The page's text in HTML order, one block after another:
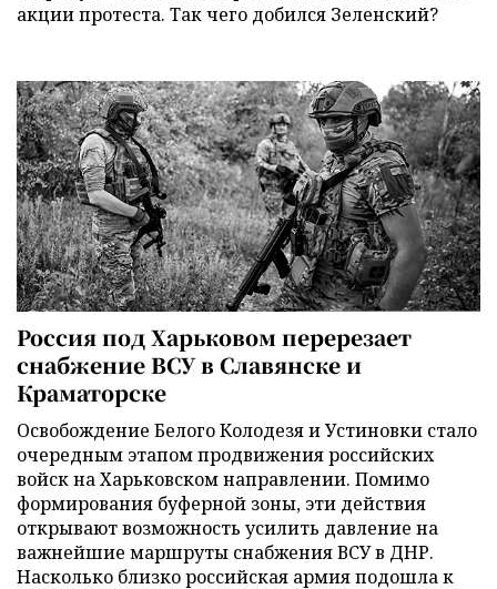
акции протеста. Так чего добился Зеленский?
Россия под Харьковом перерезает
снабжение ВСУ в Славянске и
Краматорске
Освобождение Белого Колодезя и Устиновки стало
очередным этапом продвижения российских
войск на Харьковском направлении. Помимо
формирования буферной зоны, эти действия
открывают возможность усилить давление на
важнейшие маршруты снабжения ВСУ в ДНР.
Насколько близко российская армия подошла к